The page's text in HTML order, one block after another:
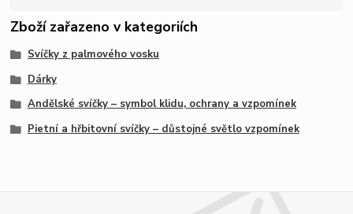
Zboží zařazeno v kategoriích
Svíčky z palmového vosku
Dárky
Andělské svíčky – symbol klidu, ochrany a vzpomínek
Pietní a hřbitovní svíčky – důstojné světlo vzpomínek